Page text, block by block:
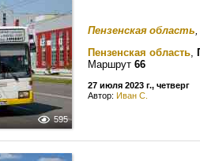
595
Пензенская область
Пензенская область,
Маршрут 66
27 июля 2023 г., четверг
Автор: Иван С.